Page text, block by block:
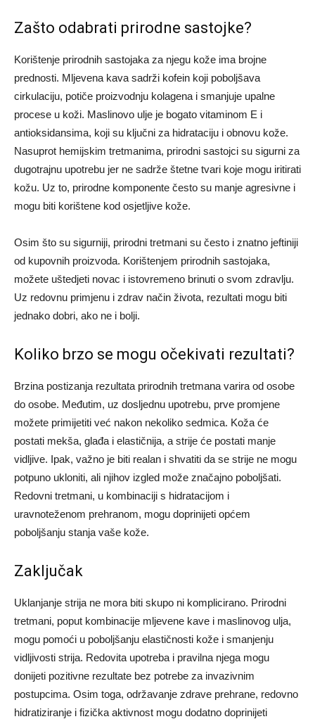
Zašto odabrati prirodne sastojke?
Korištenje prirodnih sastojaka za njegu kože ima brojne
prednosti. Mljevena kava sadrži kofein koji poboljšava
cirkulaciju, potiče proizvodnju kolagena i smanjuje upalne
procese u koži. Maslinovo ulje je bogato vitaminom E i
antioksidansima, koji su ključni za hidrataciju i obnovu kože.
Nasuprot hemijskim tretmanima, prirodni sastojci su sigurni za
dugotrajnu upotrebu jer ne sadrže štetne tvari koje mogu iritirati
kožu. Uz to, prirodne komponente često su manje agresivne i
mogu biti korištene kod osjetljive kože.
Osim što su sigurniji, prirodni tretmani su često i znatno jeftiniji
od kupovnih proizvoda. Korištenjem prirodnih sastojaka,
možete uštedjeti novac i istovremeno brinuti o svom zdravlju.
Uz redovnu primjenu i zdrav način života, rezultati mogu biti
jednako dobri, ako ne i bolji.
Koliko brzo se mogu očekivati rezultati?
Brzina postizanja rezultata prirodnih tretmana varira od osobe
do osobe. Međutim, uz dosljednu upotrebu, prve promjene
možete primijetiti već nakon nekoliko sedmica. Koža će
postati mekša, glađa i elastičnija, a strije će postati manje
vidljive. Ipak, važno je biti realan i shvatiti da se strije ne mogu
potpuno ukloniti, ali njihov izgled može značajno poboljšati.
Redovni tretmani, u kombinaciji s hidratacijom i
uravnoteženom prehranom, mogu doprinijeti općem
poboljšanju stanja vaše kože.
Zaključak
Uklanjanje strija ne mora biti skupo ni komplicirano. Prirodni
tretmani, poput kombinacije mljevene kave i maslinovog ulja,
mogu pomoći u poboljšanju elastičnosti kože i smanjenju
vidljivosti strija. Redovita upotreba i pravilna njega mogu
donijeti pozitivne rezultate bez potrebe za invazivnim
postupcima. Osim toga, održavanje zdrave prehrane, redovno
hidratiziranje i fizička aktivnost mogu dodatno doprinijeti